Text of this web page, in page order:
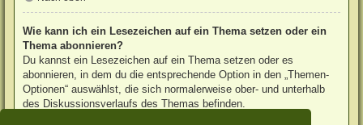
Wie kann ich ein Lesezeichen auf ein Thema setzen oder ein
Thema abonnieren?
Du kannst ein Lesezeichen auf ein Thema setzen oder es
abonnieren, in dem du die entsprechende Option in den „Themen-
Optionen“ auswählst, die sich normalerweise ober- und unterhalb
des Diskussionsverlaufs des Themas befinden.